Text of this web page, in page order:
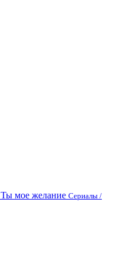
Ты мое желание Сериалы /